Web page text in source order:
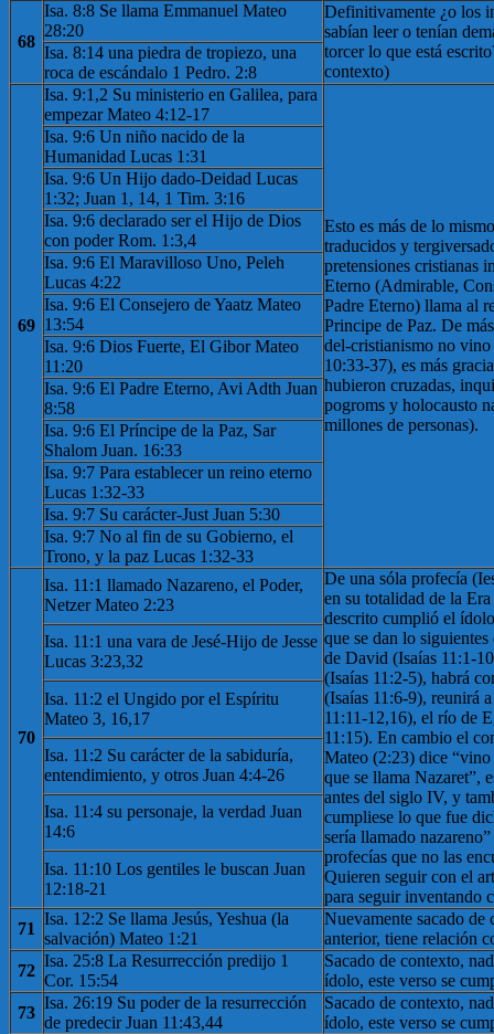
68
Isa. 8:8 Se llama Emmanuel Mateo
28:20
Definitivamente ¿o los
sabían leer o tenían
torcer lo que está
contexto)
Isa. 8:14 una piedra de tropiezo, una
roca de escándalo 1 Pedro. 2:8
69
Isa. 9:1,2 Su ministerio en Galilea, para
empezar Mateo 4:12-17
Esto es más de lo
traducidos y
pretensiones cristianas
Eterno (Admirable,
Padre Eterno) llama al
Principe de Paz. De
del-cristianismo no
10:33-37), es más
hubieron cruzadas,
pogroms y holocausto
millones de personas).
Isa. 9:6 Un niño nacido de la
Humanidad Lucas 1:31
Isa. 9:6 Un Hijo dado-Deidad Lucas
1:32; Juan 1, 14, 1 Tim. 3:16
Isa. 9:6 declarado ser el Hijo de Dios
con poder Rom. 1:3,4
Isa. 9:6 El Maravilloso Uno, Peleh
Lucas 4:22
Isa. 9:6 El Consejero de Yaatz Mateo
13:54
Isa. 9:6 Dios Fuerte, El Gibor Mateo
11:20
Isa. 9:6 El Padre Eterno, Avi Adth Juan
8:58
Isa. 9:6 El Príncipe de la Paz, Sar
Shalom Juan. 16:33
Isa. 9:7 Para establecer un reino eterno
Lucas 1:32-33
Isa. 9:7 Su carácter-Just Juan 5:30
Isa. 9:7 No al fin de su Gobierno, el
Trono, y la paz Lucas 1:32-33
70
Isa. 11:1 llamado Nazareno, el Poder,
Netzer Mateo 2:23
De una sóla profecía
en su totalidad de la
descrito cumplió el
que se dan lo siguientes
de David (Isaías 11:1-
(Isaías 11:2-5), habrá
(Isaías 11:6-9), reunirá
11:11-12,16), el río de
11:15). En cambio el
Mateo (2:23) dice
que se llama Nazaret”,
antes del siglo IV, y
cumpliese lo que fue
sería llamado
profecías que no las
Quieren seguir con el
para seguir inventando
Isa. 11:1 una vara de Jesé-Hijo de Jesse
Lucas 3:23,32
Isa. 11:2 el Ungido por el Espíritu
Mateo 3, 16,17
Isa. 11:2 Su carácter de la sabiduría,
entendimiento, y otros Juan 4:4-26
Isa. 11:4 su personaje, la verdad Juan
14:6
Isa. 11:10 Los gentiles le buscan Juan
12:18-21
71
Isa. 12:2 Se llama Jesús, Yeshua (la
salvación) Mateo 1:21
Nuevamente sacado de
anterior, tiene relación
72
Isa. 25:8 La Resurrección predijo 1
Cor. 15:54
Sacado de contexto,
ídolo, este verso se
73
Isa. 26:19 Su poder de la resurrección
de predecir Juan 11:43,44
Sacado de contexto,
ídolo, este verso se